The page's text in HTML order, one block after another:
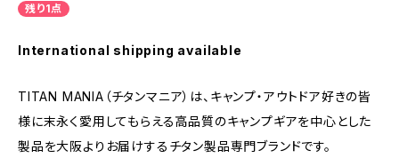
残り1点
International shipping available
TITAN MANIA（チタンマニア）は、キャンプ・アウトドア好きの皆
様に末永く愛用してもらえる高品質のキャンプギアを中心とした
製品を大阪よりお届けするチタン製品専門ブランドです。